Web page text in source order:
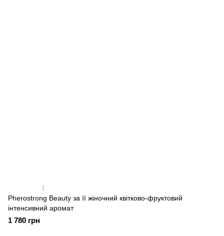
1
Pherostrong Beauty за її жіночний квітково-фруктовий
інтенсивний аромат
1 780 грн